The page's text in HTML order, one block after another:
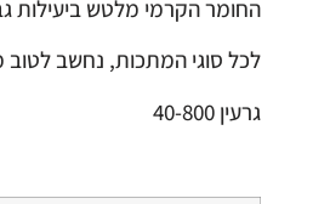
החומר הקרמי מלטש ביעילות
לכל סוגי המתכות, נחשב לטוב
גרעין 40-800